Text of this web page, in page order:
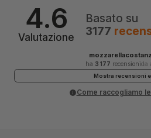
4.6
Valutazione
Basato su
3177
ha 3 177 recensionida
Mostra recensioni
Come raccogliamo